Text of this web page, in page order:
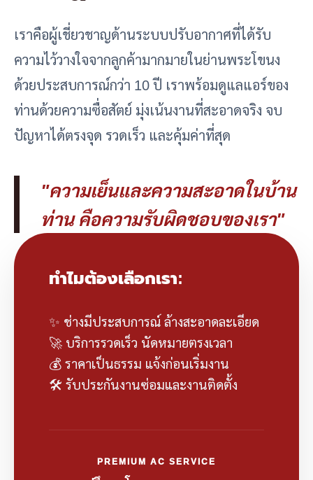
เราคือผู้เชี่ยวชาญด้านระบบปรับอากาศที่ได้รับ
ความไว้วางใจจากลูกค้ามากมายในย่านพระโขนง
ด้วยประสบการณ์กว่า 10 ปี เราพร้อมดูแลแอร์ของ
ท่านด้วยความซื่อสัตย์ มุ่งเน้นงานที่สะอาดจริง จบ
ปัญหาได้ตรงจุด รวดเร็ว และคุ้มค่าที่สุด
"ความเย็นและความสะอาดในบ้าน
ท่าน คือความรับผิดชอบของเรา"
ทำไมต้องเลือกเรา:
✨ ช่างมีประสบการณ์ ล้างสะอาดละเอียด
🚀 บริการรวดเร็ว นัดหมายตรงเวลา
💰 ราคาเป็นธรรม แจ้งก่อนเริ่มงาน
🛠️ รับประกันงานซ่อมและงานติดตั้ง
PREMIUM AC SERVICE